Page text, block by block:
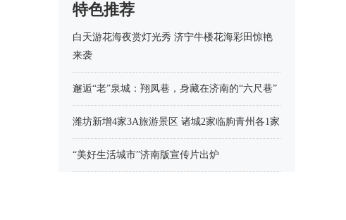
特色推荐
白天游花海夜赏灯光秀 济宁牛楼花海彩田惊艳
来袭
邂逅“老”泉城：翔凤巷，身藏在济南的“六尺巷”
潍坊新增4家3A旅游景区 诸城2家临朐青州各1家
“美好生活城市”济南版宣传片出炉